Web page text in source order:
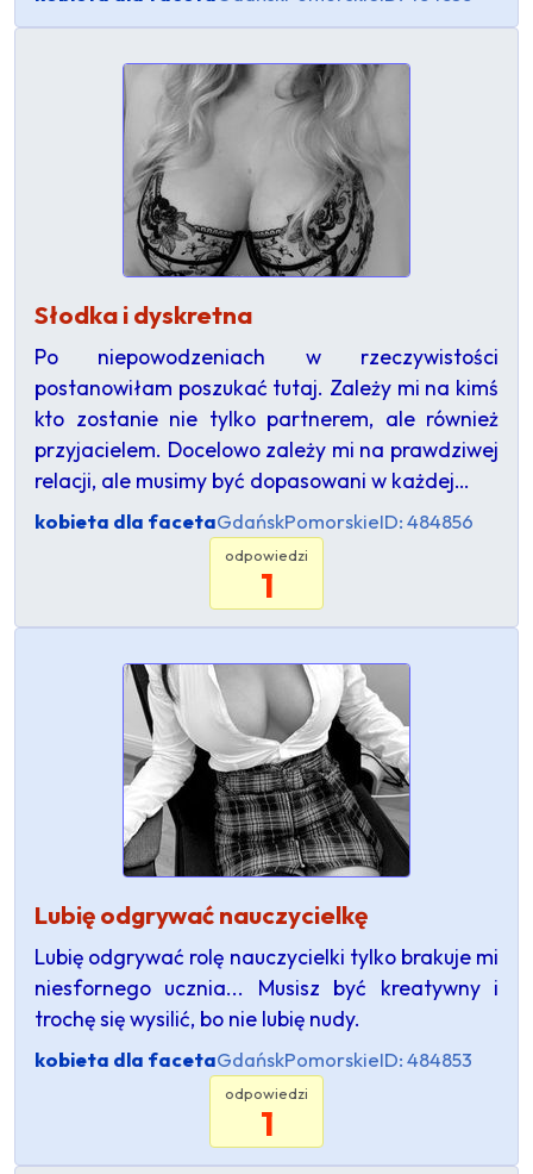
Słodka i dyskretna
Po niepowodzeniach w rzeczywistości
postanowiłam poszukać tutaj. Zależy mi na kimś
kto zostanie nie tylko partnerem, ale również
przyjacielem. Docelowo zależy mi na prawdziwej
relacji, ale musimy być dopasowani w każdej…
kobieta dla facetaGdańskPomorskieID: 484856
odpowiedzi
1
Lubię odgrywać nauczycielkę
Lubię odgrywać rolę nauczycielki tylko brakuje mi
niesfornego ucznia... Musisz być kreatywny i
trochę się wysilić, bo nie lubię nudy.
kobieta dla facetaGdańskPomorskieID: 484853
odpowiedzi
1